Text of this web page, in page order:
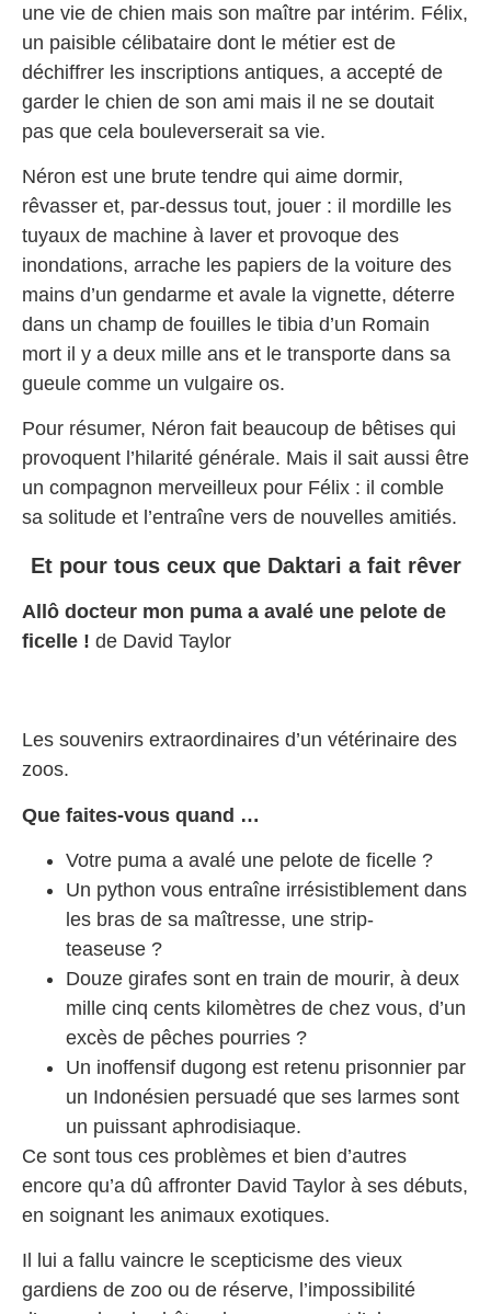
une vie de chien mais son maître par intérim. Félix,
un paisible célibataire dont le métier est de
déchiffrer les inscriptions antiques, a accepté de
garder le chien de son ami mais il ne se doutait
pas que cela bouleverserait sa vie.
Néron est une brute tendre qui aime dormir,
rêvasser et, par-dessus tout, jouer : il mordille les
tuyaux de machine à laver et provoque des
inondations, arrache les papiers de la voiture des
mains d’un gendarme et avale la vignette, déterre
dans un champ de fouilles le tibia d’un Romain
mort il y a deux mille ans et le transporte dans sa
gueule comme un vulgaire os.
Pour résumer, Néron fait beaucoup de bêtises qui
provoquent l’hilarité générale. Mais il sait aussi être
un compagnon merveilleux pour Félix : il comble
sa solitude et l’entraîne vers de nouvelles amitiés.
Et pour tous ceux que Daktari a fait rêver
Allô docteur mon puma a avalé une pelote de
ficelle ! de David Taylor
Les souvenirs extraordinaires d’un vétérinaire des
zoos.
Que faites-vous quand …
Votre puma a avalé une pelote de ficelle ?
Un python vous entraîne irrésistiblement dans
les bras de sa maîtresse, une strip-
teaseuse ?
Douze girafes sont en train de mourir, à deux
mille cinq cents kilomètres de chez vous, d’un
excès de pêches pourries ?
Un inoffensif dugong est retenu prisonnier par
un Indonésien persuadé que ses larmes sont
un puissant aphrodisiaque.
Ce sont tous ces problèmes et bien d’autres
encore qu’a dû affronter David Taylor à ses débuts,
en soignant les animaux exotiques.
Il lui a fallu vaincre le scepticisme des vieux
gardiens de zoo ou de réserve, l’impossibilité